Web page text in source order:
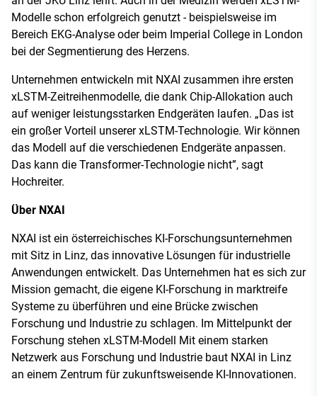
Modelle schon erfolgreich genutzt - beispielsweise im
Bereich EKG-Analyse oder beim Imperial College in London
bei der Segmentierung des Herzens.
Unternehmen entwickeln mit NXAI zusammen ihre ersten
xLSTM-Zeitreihenmodelle, die dank Chip-Allokation auch
auf weniger leistungsstarken Endgeräten laufen. „Das ist
ein großer Vorteil unserer xLSTM-Technologie. Wir können
das Modell auf die verschiedenen Endgeräte anpassen.
Das kann die Transformer-Technologie nicht”, sagt
Hochreiter.
Über NXAI
NXAI ist ein österreichisches KI-Forschungsunternehmen
mit Sitz in Linz, das innovative Lösungen für industrielle
Anwendungen entwickelt. Das Unternehmen hat es sich zur
Mission gemacht, die eigene KI-Forschung in marktreife
Systeme zu überführen und eine Brücke zwischen
Forschung und Industrie zu schlagen. Im Mittelpunkt der
Forschung stehen xLSTM-Modell Mit einem starken
Netzwerk aus Forschung und Industrie baut NXAI in Linz
an einem Zentrum für zukunftsweisende KI-Innovationen.